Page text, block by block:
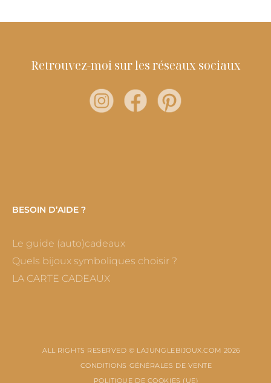
Retrouvez-moi sur les réseaux sociaux
BESOIN D’AIDE ?
Le guide (auto)cadeaux
Quels bijoux symboliques choisir ?
LA CARTE CADEAUX
ALL RIGHTS RESERVED © LAJUNGLEBIJOUX.COM 2026
CONDITIONS GÉNÉRALES DE VENTE
POLITIQUE DE COOKIES (UE)